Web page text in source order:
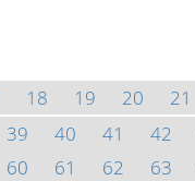
18 19 20 21
39 40 41 42
60 61 62 63